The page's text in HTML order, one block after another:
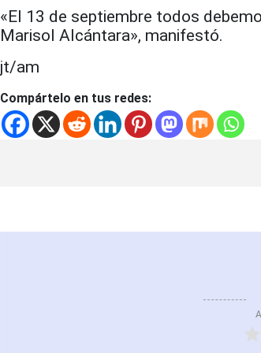
«El 13 de septiembre todos
Marisol Alcántara», manifestó.
jt/am
Compártelo en tus redes: